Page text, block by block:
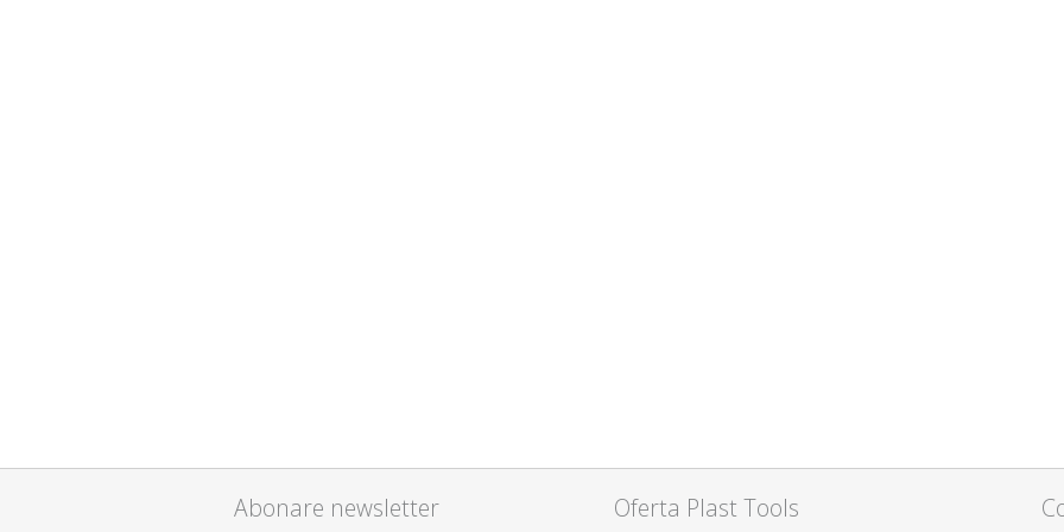
Abonare newsletter Oferta Plast Tools